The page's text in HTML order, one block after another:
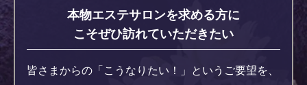
本物エステサロンを求める方に
こそぜひ訪れていただきたい
皆さまからの「こうなりたい！」というご要望を、